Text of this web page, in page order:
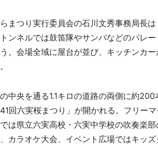
まつり実行委員会の石川文秀事務局長
ンネルでは鼓笛隊やサンバなどのパレ
。会場全域に屋台が並び、キッチンカ
中央を通る1.1キロの道路の両側に約
回六実桜まつり」が開かれる。フリー
は県立六実高校・六実中学校の吹奏楽
カラオケ大会、イベント広場ではキッズ